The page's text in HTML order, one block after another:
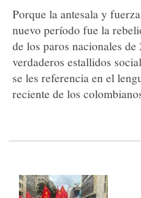
Porque la antesala y
nuevo período fue la
de los paros nacionales
verdaderos estallidos
se les referencia en el
reciente de los